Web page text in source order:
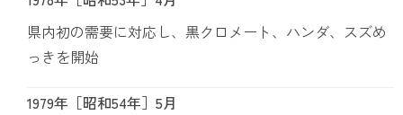
県内初の需要に対応し、黒クロメート、ハンダ、スズめ
っきを開始
1979年［昭和54年］5月